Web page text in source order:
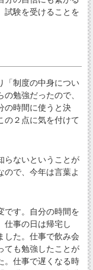
試験を受けることを
「制度の中身につい
勉強だったので、
の時間に使うと決
の２点に気を付けて
らないということが
ので、今年は言葉よ
す。自分の時間を
仕事の日は帰宅し
した。仕事で飲み会
ても勉強したことが
。仕事で遅くなる時